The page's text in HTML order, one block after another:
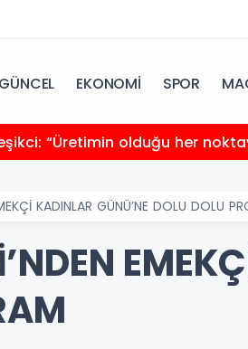
GÜNCEL EKONOMİ SPOR
“Üretimin olduğu her
KADINLAR GÜNÜ’NE DOLU DOLU